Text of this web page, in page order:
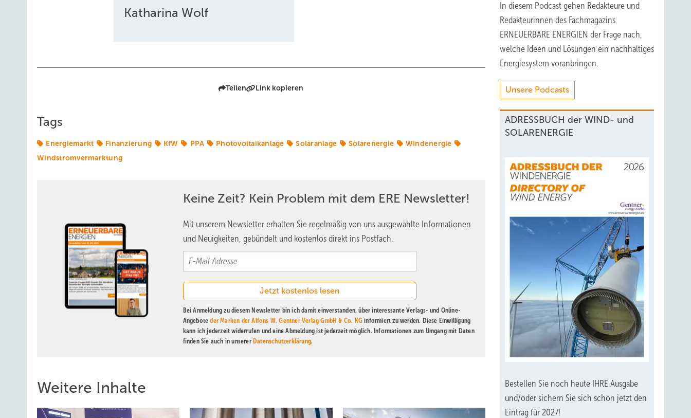
Katharina Wolf
Teilen Link kopieren
Tags
Energiemarkt Finanzierung KfW PPA Photovoltaikanlage Solaranlage Solarenergie
Windenergie
Windstromvermarktung
Keine Zeit? Kein Problem mit dem ERE Newsletter!
Mit unserem Newsletter erhalten Sie regelmäßig von uns ausgewählte Informationen
und Neuigkeiten, gebündelt und kostenlos direkt ins Postfach.
Bei Anmeldung zu diesem Newsletter bin ich damit einverstanden, über interessante Verlags- und Online-
Angeboteder Marken der Alfons W. Gentner Verlag GmbH & Co. KG informiert zu werden. Diese Einwilligung
kann ich jederzeit widerrufen und eine Abmeldung ist jederzeit möglich. Informationen zum Umgang mit Daten
finden Sie auch in unserer Datenschutzerklärung.
Weitere Inhalte
In diesem Podcast gehen Redakteure und
Redakteurinnen des Fachmagazins
ERNEUERBARE ENERGIEN der Frage nach,
welche Ideen und Lösungen ein nachhaltiges
Energiesystem voranbringen.
Unsere Podcasts
ADRESSBUCH der WIND- und
SOLARENERGIE
Bestellen Sie noch heute IHRE Ausgabe
und/oder sichern Sie sich schon jetzt den
Eintrag für 2027!